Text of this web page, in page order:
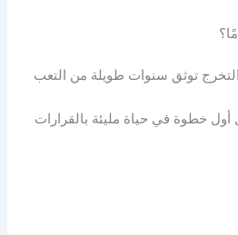
توثق سنوات طويلة من التعب
أول خطوة في حياة مليئة بالقرارات